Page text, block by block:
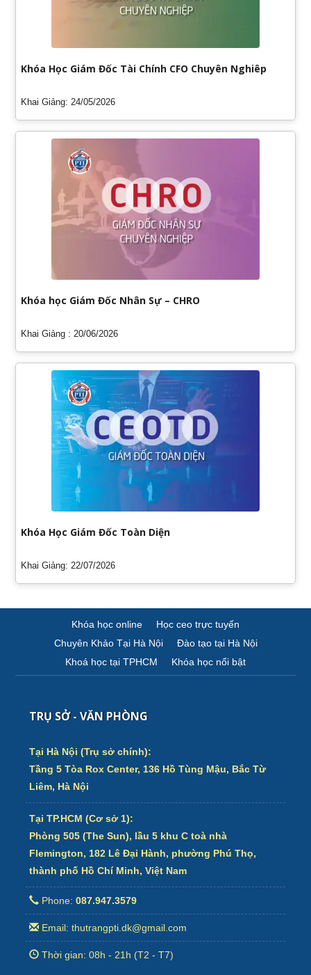
Khóa Học Giám Đốc Tài Chính CFO Chuyên Nghiêp
Khai Giảng: 24/05/2026
Khóa học Giám Đốc Nhân Sự – CHRO
Khai Giảng : 20/06/2026
Khóa Học Giám Đốc Toàn Diện
Khai Giảng: 22/07/2026
Khóa học online
Học ceo trực tuyến
Chuyên Khảo Tại Hà Nội
Đào tạo tại Hà Nội
Khoá học tại TPHCM
Khóa học nổi bật
TRỤ SỞ - VĂN PHÒNG
Tại Hà Nội (Trụ sở chính):
Tầng 5 Tòa Rox Center, 136 Hồ Tùng Mậu, Bắc Từ
Liêm, Hà Nội
Tại TP.HCM (Cơ sở 1):
Phòng 505 (The Sun), lầu 5 khu C toà nhà
Flemington, 182 Lê Đại Hành, phường Phú Thọ,
thành phố Hồ Chí Minh, Việt Nam
Phone:087.947.3579
Email: thutrangpti.dk@gmail.com
Thời gian: 08h - 21h (T2 - T7)